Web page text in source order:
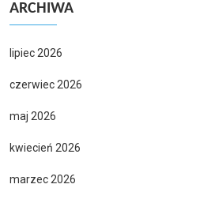
ARCHIWA
lipiec 2026
czerwiec 2026
maj 2026
kwiecień 2026
marzec 2026